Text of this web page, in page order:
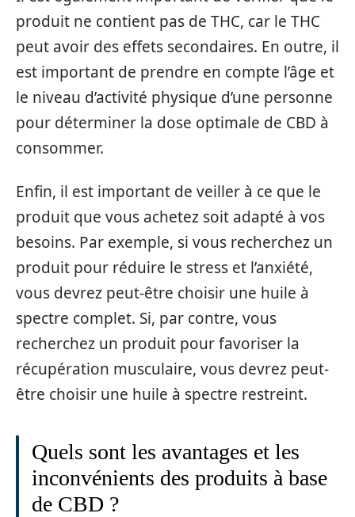
produit ne contient pas de THC, car le THC
peut avoir des effets secondaires. En outre, il
est important de prendre en compte l’âge et
le niveau d’activité physique d’une personne
pour déterminer la dose optimale de CBD à
consommer.
Enfin, il est important de veiller à ce que le
produit que vous achetez soit adapté à vos
besoins. Par exemple, si vous recherchez un
produit pour réduire le stress et l’anxiété,
vous devrez peut-être choisir une huile à
spectre complet. Si, par contre, vous
recherchez un produit pour favoriser la
récupération musculaire, vous devrez peut-
être choisir une huile à spectre restreint.
Quels sont les avantages et les
inconvénients des produits à base
de CBD ?